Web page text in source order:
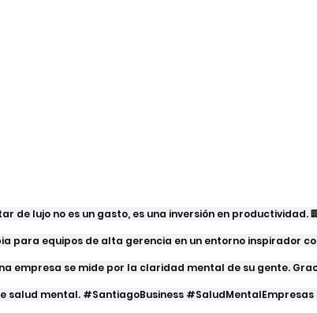
de lujo no es un gasto, es una inversión en productividad.
para equipos de alta gerencia en un entorno inspirador
empresa se mide por la claridad mental de su gente.
salud mental. #SantiagoBusiness #SaludMentalEmpresas